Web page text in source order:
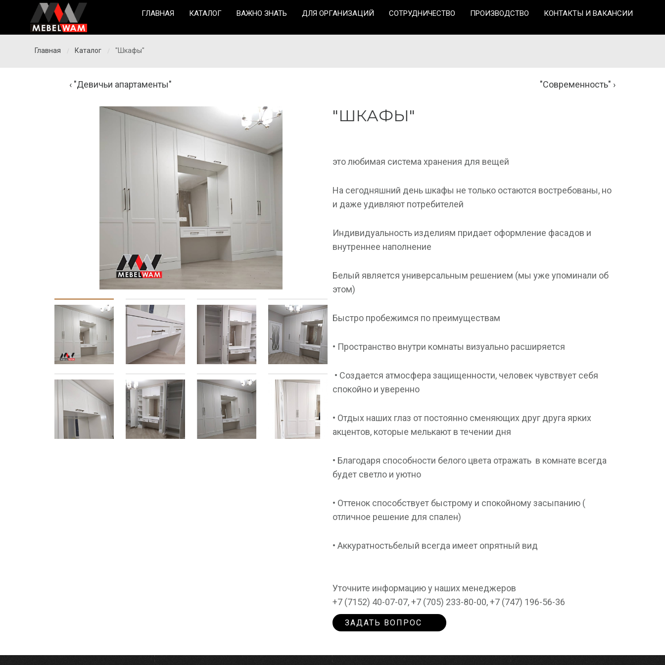
ГЛАВНАЯ КАТАЛОГ ВАЖНО ЗНАТЬ ДЛЯ ОРГАНИЗАЦИЙ СОТРУДНИЧЕСТВО ПРОИЗВОДСТВО КОНТАКТЫ И ВАКАНСИИ
Главная / Каталог / "Шкафы"
"Девичьи апартаменты" "Современность"
"ШКАФЫ"
это любимая система хранения для вещей ⠀
На сегодняшний день шкафы не только остаются востребованы, но
и даже удивляют потребителей ⠀
Индивидуальность изделиям придает оформление фасадов и
внутреннее наполнение ⠀
Белый является универсальным решением (мы уже упоминали об
этом) ⠀
Быстро пробежимся по преимуществам ⠀
• Пространство внутри комнаты визуально расширяется
• Создается атмосфера защищенности, человек чувствует себя
спокойно и уверенно ⠀
• Отдых наших глаз от постоянно сменяющих друг друга ярких
акцентов, которые мелькают в течении дня ⠀
• Благодаря способности белого цвета отражать в комнате всегда
будет светло и уютно ⠀
• Оттенок способствует быстрому и спокойному засыпанию (
отличное решение для спален) ⠀
• Аккуратностьбелый всегда имеет опрятный вид
Уточните информацию у наших менеджеров
+7 (7152) 40-07-07, +7 (705) 233-80-00, +7 (747) 196-56-36
ЗАДАТЬ ВОПРОС